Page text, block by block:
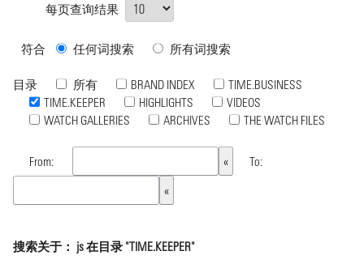
每页查询结果
符合 任何词搜索 所有词搜索
目录 所有 BRAND INDEX
TIME.BUSINESS
TIME.KEEPER
HIGHLIGHTS
VIDEOS
WATCH GALLERIES
ARCHIVES THE WATCH FILES
From: To:
搜索关于： js 在目录 "TIME.KEEPER"